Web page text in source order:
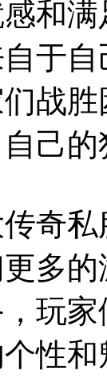
和
于
战
己
奇
多
玩
性